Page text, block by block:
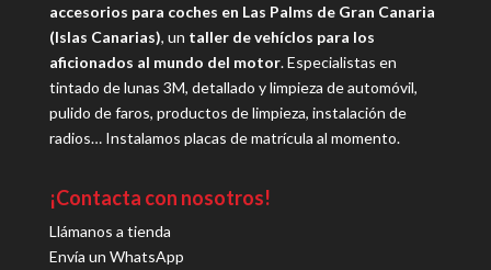
accesorios para coches en Las Palms de Gran Canaria
(Islas Canarias), un taller de vehíclos para los
aficionados al mundo del motor. Especialistas en
tintado de lunas 3M, detallado y limpieza de automóvil,
pulido de faros, productos de limpieza, instalación de
radios… Instalamos placas de matrícula al momento.
¡Contacta con nosotros!
Llámanos a tienda
Envía un WhatsApp